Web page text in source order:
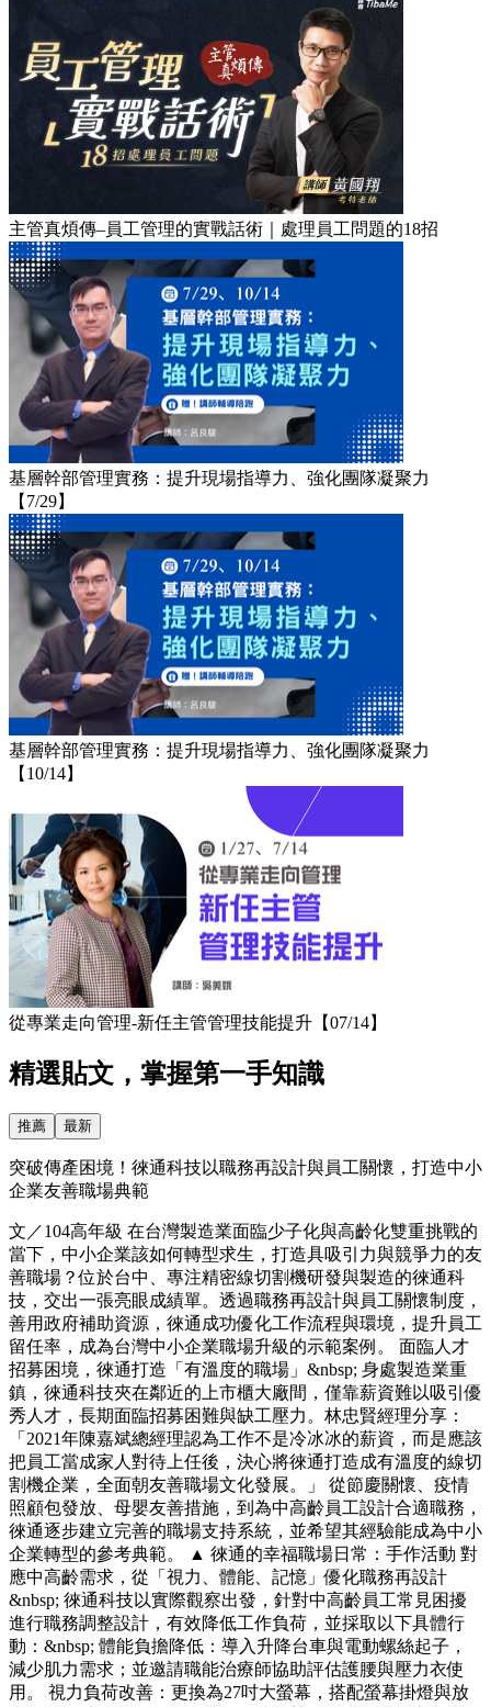
主管真煩傳–員工管理的實戰話術｜處理員工問題的18招
基層幹部管理實務：提升現場指導力、強化團隊凝聚力
【7/29】
基層幹部管理實務：提升現場指導力、強化團隊凝聚力
【10/14】
從專業走向管理-新任主管管理技能提升【07/14】
精選貼文，掌握第一手知識
推薦 最新
突破傳產困境！徠通科技以職務再設計與員工關懷，打造中小
企業友善職場典範
文／104高年級 在台灣製造業面臨少子化與高齡化雙重挑戰的
當下，中小企業該如何轉型求生，打造具吸引力與競爭力的友
善職場？位於台中、專注精密線切割機研發與製造的徠通科
技，交出一張亮眼成績單。透過職務再設計與員工關懷制度，
善用政府補助資源，徠通成功優化工作流程與環境，提升員工
留任率，成為台灣中小企業職場升級的示範案例。 面臨人才
招募困境，徠通打造「有溫度的職場」&nbsp; 身處製造業重
鎮，徠通科技夾在鄰近的上市櫃大廠間，僅靠薪資難以吸引優
秀人才，長期面臨招募困難與缺工壓力。林忠賢經理分享：
「2021年陳嘉斌總經理認為工作不是冷冰冰的薪資，而是應該
把員工當成家人對待上任後，決心將徠通打造成有溫度的線切
割機企業，全面朝友善職場文化發展。」 從節慶關懷、疫情
照顧包發放、母嬰友善措施，到為中高齡員工設計合適職務，
徠通逐步建立完善的職場支持系統，並希望其經驗能成為中小
企業轉型的參考典範。 ▲ 徠通的幸福職場日常：手作活動 對
應中高齡需求，從「視力、體能、記憶」優化職務再設計
&nbsp; 徠通科技以實際觀察出發，針對中高齡員工常見困擾
進行職務調整設計，有效降低工作負荷，並採取以下具體行
動：&nbsp; 體能負擔降低：導入升降台車與電動螺絲起子，
減少肌力需求；並邀請職能治療師協助評估護腰與壓力衣使
用。 視力負荷改善：更換為27吋大螢幕，搭配螢幕掛燈與放